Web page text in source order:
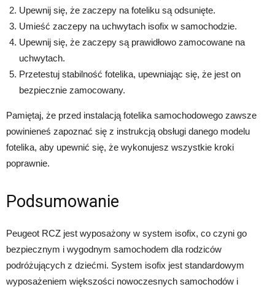
Upewnij się, że zaczepy na foteliku są odsunięte.
Umieść zaczepy na uchwytach isofix w samochodzie.
Upewnij się, że zaczepy są prawidłowo zamocowane na
uchwytach.
Przetestuj stabilność fotelika, upewniając się, że jest on
bezpiecznie zamocowany.
Pamiętaj, że przed instalacją fotelika samochodowego zawsze
powinieneś zapoznać się z instrukcją obsługi danego modelu
fotelika, aby upewnić się, że wykonujesz wszystkie kroki
poprawnie.
Podsumowanie
Peugeot RCZ jest wyposażony w system isofix, co czyni go
bezpiecznym i wygodnym samochodem dla rodziców
podróżujących z dziećmi. System isofix jest standardowym
wyposażeniem większości nowoczesnych samochodów i